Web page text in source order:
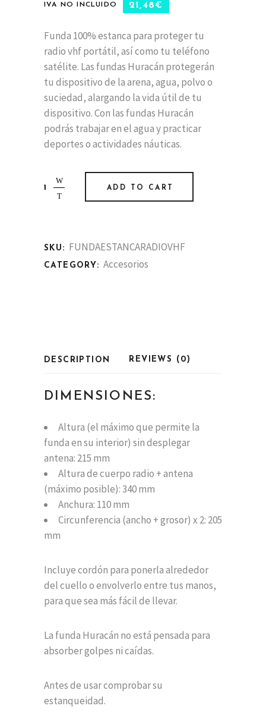
21,48€
IVA NO INCLUIDO
Funda 100% estanca para proteger tu
radio vhf portátil, así como tu teléfono
satélite. Las fundas Huracán protegerán
tu dispositivo de la arena, agua, polvo o
suciedad, alargando la vida útil de tu
dispositivo. Con las fundas Huracán
podrás trabajar en el agua y practicar
deportes o actividades náuticas.
Funda
estanca
quantity
ADD TO CART
SKU: FUNDAESTANCARADIOVHF
CATEGORY: Accesorios
DESCRIPTION REVIEWS (0)
DIMENSIONES:
Altura (el máximo que permite la
funda en su interior) sin desplegar
antena: 215 mm
Altura de cuerpo radio + antena
(máximo posible): 340 mm
Anchura: 110 mm
Circunferencia (ancho + grosor) x 2: 205
mm
Incluye cordón para ponerla alrededor
del cuello o envolverlo entre tus manos,
para que sea más fácil de llevar.
La funda Huracán no está pensada para
absorber golpes ni caídas.
Antes de usar comprobar su
estanqueidad.